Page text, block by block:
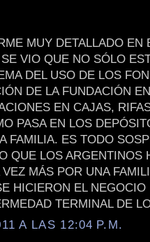
MUY DETALLADO EN
VIO QUE NO SÓLO
DEL USO DE LOS
DE LA FUNDACIÓN
EN CAJAS,
PASA EN LOS
FAMILIA. ES TODO
QUE LOS ARGENTINOS
MÁS POR UNA
HICIERON EL NEGOCIO
TERMINAL DE
A LAS 12:04 P.M.